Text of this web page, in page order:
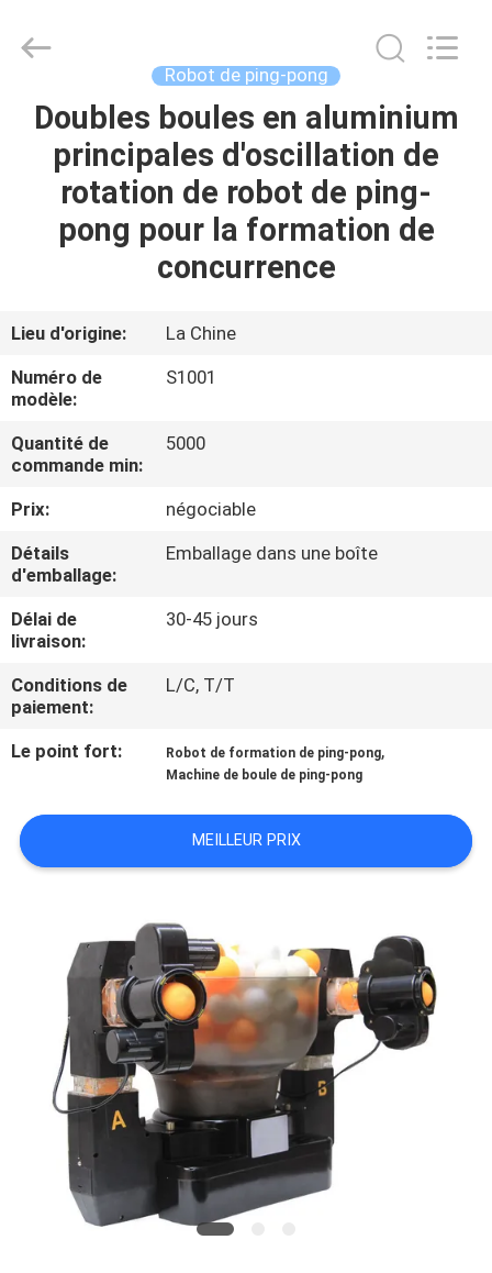
MAISON
À
PROPOS
DE
NOUS
VISITE
DE
L'USINE
CONTRÔLE
DE
LA
QUALITÉ
NOUS
CONTACTER
DEMANDEZ
DEVIS
PLAN
PRIVACY
Dunya
Sports
Reserved.
Robot de ping-pong
Doubles boules en aluminium
principales d'oscillation de
rotation de robot de ping-
pong pour la formation de
concurrence
Lieu d'origine:
La Chine
Numéro de
modèle:
S1001
Quantité de
commande min:
5000
Prix:
négociable
Détails
d'emballage:
Emballage dans une boîte
Délai de
livraison:
30-45 jours
Conditions de
paiement:
L/C, T/T
Le point fort: Robot de formation de ping-pong,
Machine de boule de ping-pong
MEILLEUR PRIX